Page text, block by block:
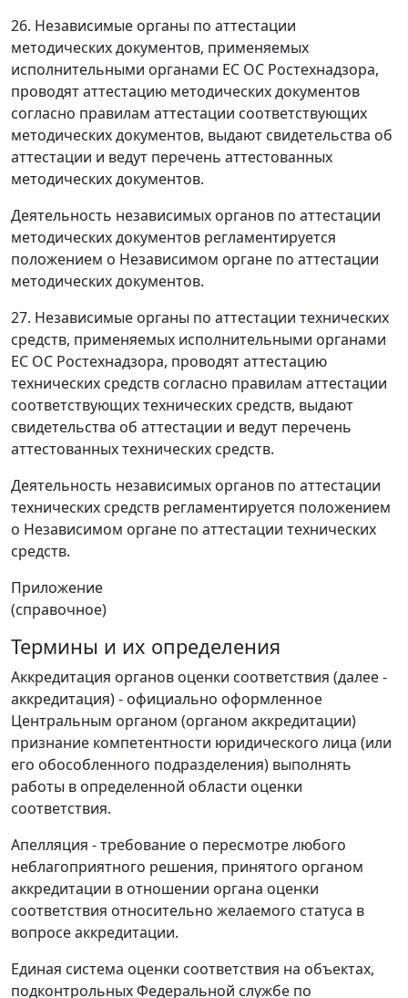
26. Независимые органы по аттестации
методических документов, применяемых
исполнительными органами ЕС ОС Ростехнадзора,
проводят аттестацию методических документов
согласно правилам аттестации соответствующих
методических документов, выдают свидетельства об
аттестации и ведут перечень аттестованных
методических документов.
Деятельность независимых органов по аттестации
методических документов регламентируется
положением о Независимом органе по аттестации
методических документов.
27. Независимые органы по аттестации технических
средств, применяемых исполнительными органами
ЕС ОС Ростехнадзора, проводят аттестацию
технических средств согласно правилам аттестации
соответствующих технических средств, выдают
свидетельства об аттестации и ведут перечень
аттестованных технических средств.
Деятельность независимых органов по аттестации
технических средств регламентируется положением
о Независимом органе по аттестации технических
средств.
Приложение
(справочное)
Термины и их определения
Аккредитация органов оценки соответствия (далее -
аккредитация) - официально оформленное
Центральным органом (органом аккредитации)
признание компетентности юридического лица (или
его обособленного подразделения) выполнять
работы в определенной области оценки
соответствия.
Апелляция - требование о пересмотре любого
неблагоприятного решения, принятого органом
аккредитации в отношении органа оценки
соответствия относительно желаемого статуса в
вопросе аккредитации.
Единая система оценки соответствия на объектах,
подконтрольных Федеральной службе по